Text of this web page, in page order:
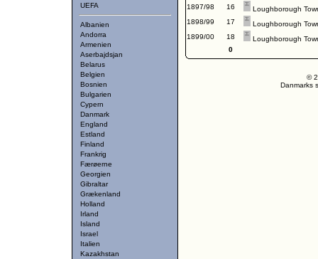
UEFA
Albanien
Andorra
Armenien
Aserbajdsjan
Belarus
Belgien
Bosnien
Bulgarien
Cypern
Danmark
England
Estland
Finland
Frankrig
Færøerne
Georgien
Gibraltar
Grækenland
Holland
Irland
Island
Israel
Italien
Kazakhstan
1897/98
16
Loughborough
1898/99
17
Loughborough
1899/00
18
Loughborough
0
©
Danmarks